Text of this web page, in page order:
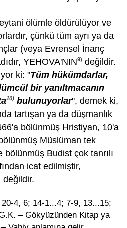
ölümle öldürülüyor ve
çünkü tüm ayrı ya da
(veya Evrensel İnanç
YEHOVA'NIN9) değildir.
ki: "Tüm hükümdarlar,
bir yanıltmacanın
10) bulunuyorlar", demek ki,
tartışan ya da düşmanlık
bölünmüş Hristiyan, 10'a
Müslüman tek
bölünmüş Budist çok tanrılı
icat edilmiştir,
değildir.
4, 6; 14-1...4; 7-9, 13...15;
– Gökyüzünden Kitap ya